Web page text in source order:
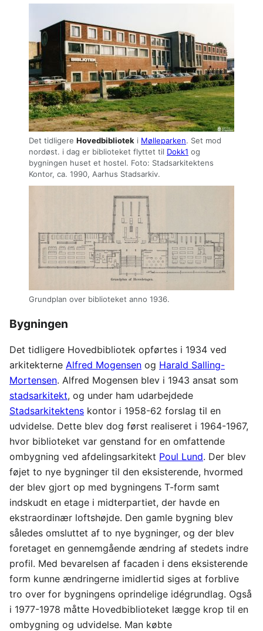
Det tidligere Hovedbibliotek i Mølleparken. Set mod
nordøst. i dag er biblioteket flyttet til Dokk1 og
bygningen huset et hostel. Foto: Stadsarkitektens
Kontor, ca. 1990, Aarhus Stadsarkiv.
Grundplan over biblioteket anno 1936.
Bygningen
Det tidligere Hovedbibliotek opførtes i 1934 ved
arkitekterne Alfred Mogensen og Harald Salling-
Mortensen. Alfred Mogensen blev i 1943 ansat som
stadsarkitekt, og under ham udarbejdede
Stadsarkitektens kontor i 1958-62 forslag til en
udvidelse. Dette blev dog først realiseret i 1964-1967,
hvor biblioteket var genstand for en omfattende
ombygning ved afdelingsarkitekt Poul Lund. Der blev
føjet to nye bygninger til den eksisterende, hvormed
der blev gjort op med bygningens T-form samt
indskudt en etage i midterpartiet, der havde en
ekstraordinær loftshøjde. Den gamle bygning blev
således omsluttet af to nye bygninger, og der blev
foretaget en gennemgående ændring af stedets indre
profil. Med bevarelsen af facaden i dens eksisterende
form kunne ændringerne imidlertid siges at forblive
tro over for bygningens oprindelige idégrundlag. Også
i 1977-1978 måtte Hovedbiblioteket lægge krop til en
ombygning og udvidelse. Man købte